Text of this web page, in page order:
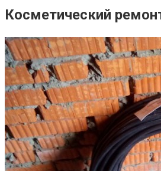
Косметический